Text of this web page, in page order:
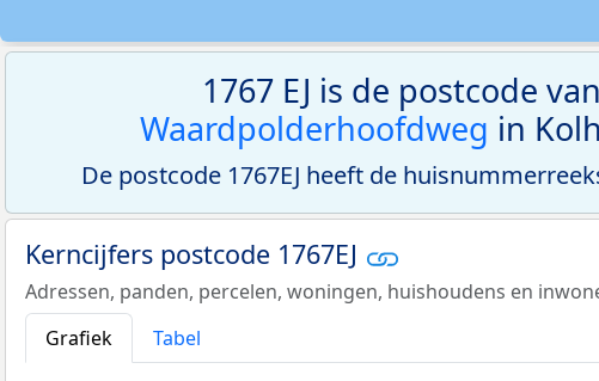
1767 EJ is de postcode van
Waardpolderhoofdweg in
De postcode 1767EJ heeft de
Kerncijfers postcode 1767EJ
Adressen, panden, percelen, woningen, huishoudens en
Grafiek
Tabel